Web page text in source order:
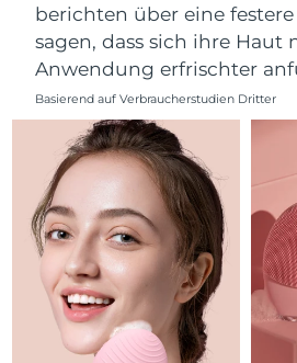
berichten über eine festere
sagen, dass sich ihre Haut
Anwendung erfrischter
Basierend auf Verbraucherstudien Dritter
Polen
Portugal
Puerto Rico
Katar
Réunion
Rumänien
Russland